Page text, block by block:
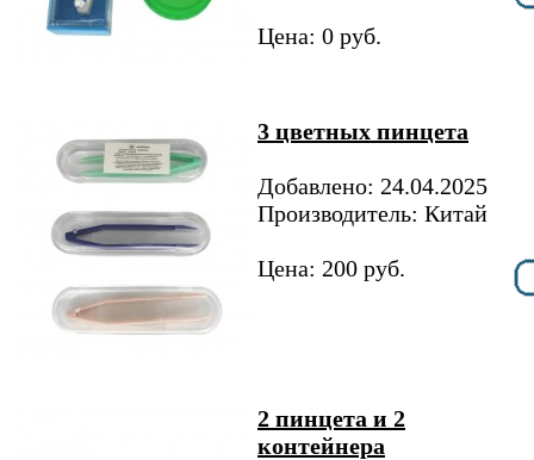
Цена: 0 руб.
3 цветных пинцета
Добавлено: 24.04.2025
Производитель: Китай
Цена: 200 руб.
2 пинцета и 2
контейнера